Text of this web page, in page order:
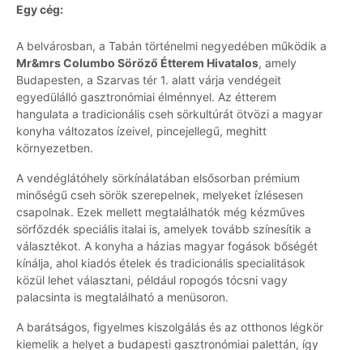
Egy cég:
A belvárosban, a Tabán történelmi negyedében működik a
Mr&mrs Columbo Söröző Étterem Hivatalos, amely
Budapesten, a Szarvas tér 1. alatt várja vendégeit
egyedülálló gasztronómiai élménnyel. Az étterem
hangulata a tradicionális cseh sörkultúrát ötvözi a magyar
konyha változatos ízeivel, pincejellegű, meghitt
környezetben.
A vendéglátóhely sörkínálatában elsősorban prémium
minőségű cseh sörök szerepelnek, melyeket ízlésesen
csapolnak. Ezek mellett megtalálhatók még kézműves
sörfőzdék speciális italai is, amelyek tovább színesítik a
választékot. A konyha a házias magyar fogások bőségét
kínálja, ahol kiadós ételek és tradicionális specialitások
közül lehet választani, például ropogós tócsni vagy
palacsinta is megtalálható a menüsoron.
A barátságos, figyelmes kiszolgálás és az otthonos légkör
kiemelik a helyet a budapesti gasztronómiai palettán, így